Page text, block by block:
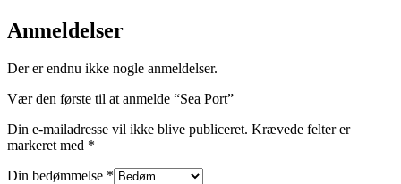
Anmeldelser
Der er endnu ikke nogle anmeldelser.
Vær den første til at anmelde “Sea Port”
Din e-mailadresse vil ikke blive publiceret. Krævede felter er
markeret med *
Din bedømmelse *